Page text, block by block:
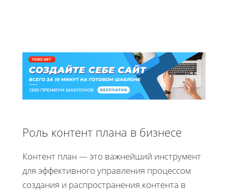
Роль контент плана в бизнесе
Контент план — это важнейший инструмент
для эффективного управления процессом
создания и распространения контента в